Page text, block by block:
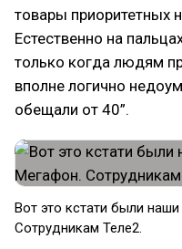
товары приоритетных
Естественно на
только когда людям
вполне логично
обещали от 40”.
Вот это кстати были
Сотрудникам Теле2.